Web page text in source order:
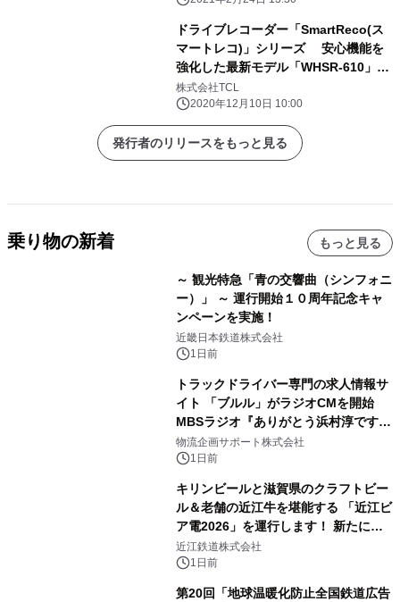
接種、各種診察、窓口業務など 医療従
事者の感染リスクを低減します。
2021年2月インテックス大阪で開催さ
れる 「医療と介護の総合展」にて初お
披露目
ドライブレコーダー「SmartReco(ス
マートレコ)」シリーズ 安心機能を
強化した最新モデル「WHSR-610」を
発売
株式会社TCL
2020年12月10日 10:00
発行者のリリースをもっと見る
乗り物の新着 もっと見る
～ 観光特急「青の交響曲（シンフォニ
ー）」 ～ 運行開始１０周年記念キャ
ンペーンを実施！
近畿日本鉄道株式会社
1日前
トラックドライバー専門の求人情報サ
イト 「ブルル」がラジオCMを開始
MBSラジオ『ありがとう浜村淳です』
にて8月1日(土)より
物流企画サポート株式会社
1日前
キリンビールと滋賀県のクラフトビー
ル＆老舗の近江牛を堪能する 「近江ビ
ア電2026」を運行します！ 新たに
「長濱浪漫ビール」が参加！キリン一
番搾り飲み放題が復活！
近江鉄道株式会社
1日前
第20回「地球温暖化防止全国鉄道広告